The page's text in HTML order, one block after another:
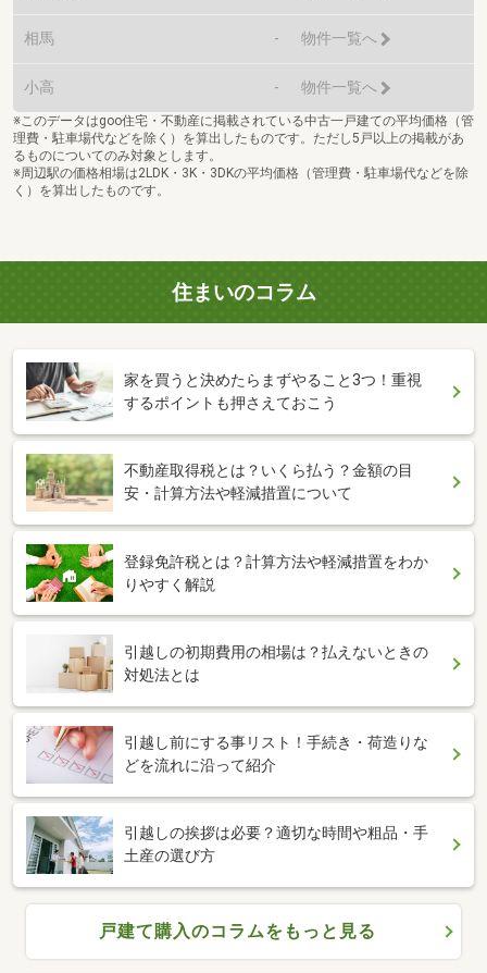
相馬 - 物件一覧へ
小高 - 物件一覧へ
※このデータはgoo住宅・不動産に掲載されている中古一戸建ての平均価格（管
理費・駐車場代などを除く）を算出したものです。ただし5戸以上の掲載があ
るものについてのみ対象とします。
※周辺駅の価格相場は2LDK・3K・3DKの平均価格（管理費・駐車場代などを除
く）を算出したものです。
住まいのコラム
家を買うと決めたらまずやること3つ！重視
するポイントも押さえておこう
不動産取得税とは？いくら払う？金額の目
安・計算方法や軽減措置について
登録免許税とは？計算方法や軽減措置をわか
りやすく解説
引越しの初期費用の相場は？払えないときの
対処法とは
引越し前にする事リスト！手続き・荷造りな
どを流れに沿って紹介
引越しの挨拶は必要？適切な時間や粗品・手
土産の選び方
戸建て購入のコラムをもっと見る